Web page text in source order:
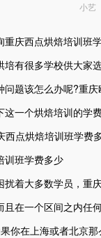
小艺
庆西点烘焙培训班
培有很多学校供大家
问题该怎么办呢?重
一个烘焙培训的学
训班学费多少
扰着大多数学员，重
且在一个区间之内任
你在上海或者北京